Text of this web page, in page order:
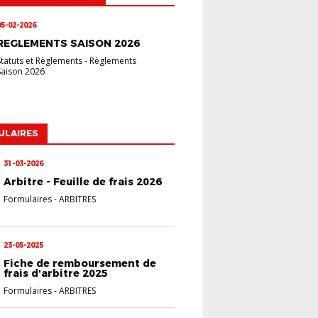
02-2026
SAISON 2026
et Règlements- Règlements
2026
31-03-2026
Arbitre - Feuille de frais 2026
Formulaires-ARBITRES
23-05-2025
Fiche de remboursement de
frais d'arbitre 2025
Formulaires-ARBITRES